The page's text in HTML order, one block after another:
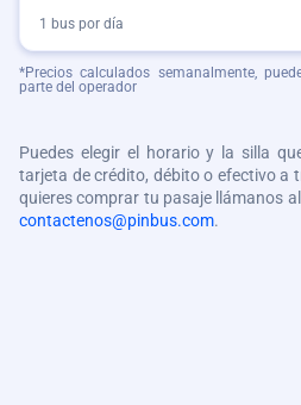
1 bus por día
*Precios calculados semanalmente,
parte del operador
Puedes elegir el horario y la silla
tarjeta de crédito, débito o efectivo a
quieres comprar tu pasaje llámanos al
contactenos@pinbus.com.